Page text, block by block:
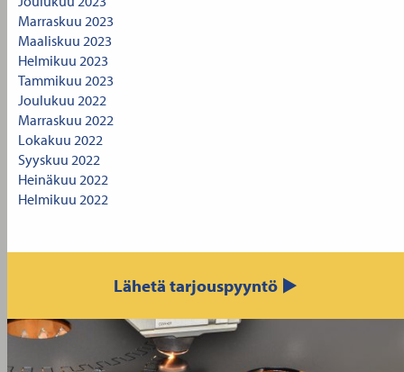
Marraskuu 2023
Maaliskuu 2023
Helmikuu 2023
Tammikuu 2023
Joulukuu 2022
Marraskuu 2022
Lokakuu 2022
Syyskuu 2022
Heinäkuu 2022
Helmikuu 2022
Lähetä tarjouspyyntö ▶